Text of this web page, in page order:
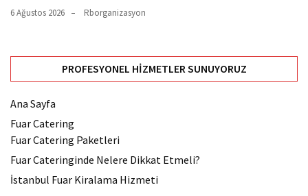
6 Ağustos 2026 Rborganizasyon
PROFESYONEL HIZMETLER SUNUYORUZ
Ana Sayfa
Fuar Catering
Fuar Catering Paketleri
Fuar Cateringinde Nelere Dikkat Etmeli?
İstanbul Fuar Kiralama Hizmeti